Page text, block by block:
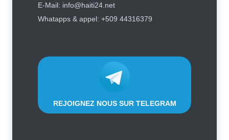
Insécurité : Ecclésiaste Télémaque
libéré, James Boyard et sa fille
E-Mail: info@haiti24.net
Whatapps & appel: +509 44316379
REJOIGNEZ NOUS SUR TELEGRAM